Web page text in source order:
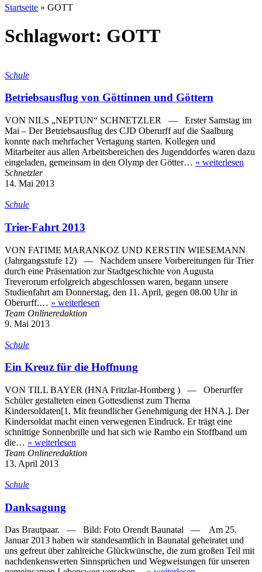
Startseite » GOTT
Schlagwort: GOTT
Schule
Betriebsausflug von Göttinnen und Göttern
VON NILS „NEPTUN“ SCHNETZLER — Erster Samstag im
Mai – Der Betriebsausflug des CJD Oberurff auf die Saalburg
konnte nach mehrfacher Vertagung starten. Kollegen und
Mitarbeiter aus allen Arbeitsbereichen des Jugenddorfes waren dazu
eingeladen, gemeinsam in den Olymp der Götter… » weiterlesen
Schnetzler
14. Mai 2013
Schule
Trier-Fahrt 2013
VON FATIME MARANKOZ UND KERSTIN WIESEMANN
(Jahrgangsstufe 12) — Nachdem unsere Vorbereitungen für Trier
durch eine Präsentation zur Stadtgeschichte von Augusta
Treverorum erfolgreich abgeschlossen waren, begann unsere
Studienfahrt am Donnerstag, den 11. April, gegen 08.00 Uhr in
Oberurff.… » weiterlesen
Team Onlineredaktion
9. Mai 2013
Schule
Ein Kreuz für die Hoffnung
VON TILL BAYER (HNA Fritzlar-Homberg ) — Oberurffer
Schüler gestalteten einen Gottesdienst zum Thema
Kindersoldaten[1. Mit freundlicher Genehmigung der HNA.]. Der
Kindersoldat macht einen verwegenen Eindruck. Er trägt eine
schnittige Sonnenbrille und hat sich wie Rambo ein Stoffband um
die… » weiterlesen
Team Onlineredaktion
13. April 2013
Schule
Danksagung
Das Brautpaar. — Bild: Foto Orendt Baunatal — Am 25.
Januar 2013 haben wir standes­amt­lich in Baunatal gehei­ratet und
uns gefreut über zahlreiche Glück­wünsche, die zum großen Teil mit
nachdenkens­werten Sinnsprüchen und Wegweisungen für unseren